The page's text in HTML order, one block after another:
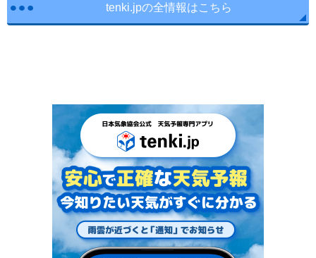
tenki.jpの全情報はこちら